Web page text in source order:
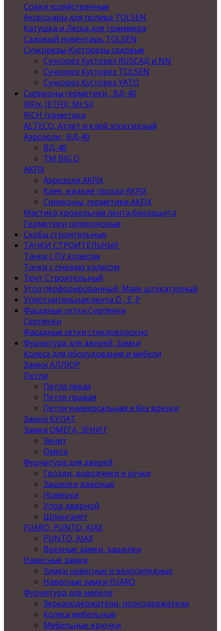
Совки хозяйственные
Аксессуары для полива TOLSEN
Катушка и Леска для триммера
Садовый инвентарь TOLSEN
Сучкорезы-Кусторезы садовые
Сучкорез Кусторез RUSСАД и NN
Сучкорез Кусторез TOLSEN
Сучкорез Кусторез YATO
Силиконы,герметики , ВД-40
IRFix, JETFIX, Mr.Sil
RICH герметики
ALTECO, Атлет и клей эпоксидный
Аэрозоли , ВД-40
ВД-40
TM BIG D
AKFIX
Аэрозоли AKFIX
Клея, жидкие гвозди AKFIX
Силиконы, герметики AKFIX
Мастика,кровельная лента,биозащита
Герметики силиконовые
Скобы строительные
ТАЧКИ СТРОИТЕЛЬНЫЕ
Тачки с ПУ колесом
Тачки с пневмо колесом
Тент Строительный
Угол перфорированный, Маяк штукатурный
Уплотнительная лента D , Е ,P
Фасадные сетки Серпянки
Серпянки
Фасадные сетки стекловолокно
Фурнитура для дверей, Замки
Колеса для оборудования и мебели
Замки АЛЛЮР
Петли
Петля левая
Петля правая
Петля универсальная и без врезки
Замки БУЛАТ
Замки ОМЕГА, ЗЕНИТ
Зенит
Омега
Фурнитура для дверей
Гвозди, доводчики и ручки
Защелки дверные
Номерки
Упор дверной
Шпингалет
FUARO, PUNTO, AJAX
PUNTO, AJAX
Врезные замки, защелки
Навесные замки
Замки навесные и велосипедные
Навесные замки FUARO
Фурнитура для мебели
Зеркалодержатели, полкодержатели
Колеса мебельные
Мебельные крючки